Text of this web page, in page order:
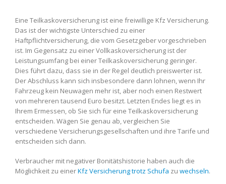
Eine Teilkaskoversicherung ist eine freiwillige Kfz Versicherung.
Das ist der wichtigste Unterschied zu einer
Haftpflichtversicherung, die vom Gesetzgeber vorgeschrieben
ist. Im Gegensatz zu einer Vollkaskoversicherung ist der
Leistungsumfang bei einer Teilkaskoversicherung geringer.
Dies führt dazu, dass sie in der Regel deutlich preiswerter ist.
Der Abschluss kann sich insbesondere dann lohnen, wenn Ihr
Fahrzeug kein Neuwagen mehr ist, aber noch einen Restwert
von mehreren tausend Euro besitzt. Letzten Endes liegt es in
Ihrem Ermessen, ob Sie sich für eine Teilkaskoversicherung
entscheiden. Wägen Sie genau ab, vergleichen Sie
verschiedene Versicherungsgesellschaften und ihre Tarife und
entscheiden sich dann.
Verbraucher mit negativer Bonitätshistorie haben auch die
Möglichkeit zu einerKfz Versicherung trotz Schufa zu wechseln.